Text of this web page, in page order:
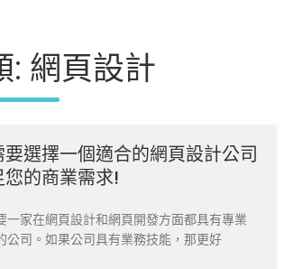
: 網頁設計
要選擇一個適合的網頁設計公司
您的商業需求!
一家在網頁設計和網頁開發方面都具有專業
公司。如果公司具有業務技能，那更好